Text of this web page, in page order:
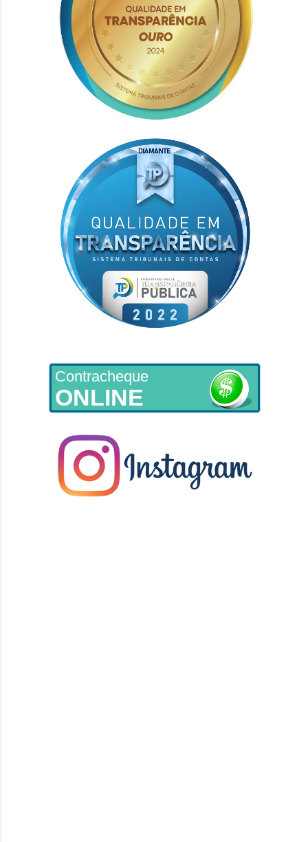
Contracheque
ONLINE